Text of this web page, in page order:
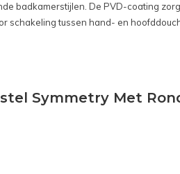
badkamerstijlen. De PVD-coating
schakeling tussen hand- en
Symmetry Met